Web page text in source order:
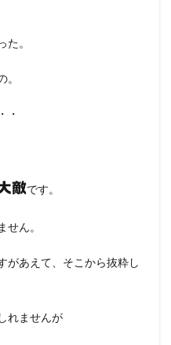
。
・
敵です。
ん。
があえて、そこから抜粋し
れませんが